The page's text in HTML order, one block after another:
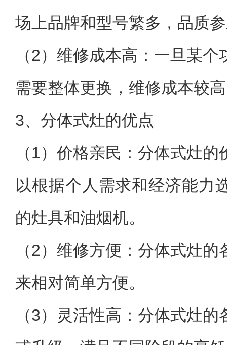
场上品牌和型号繁多，品质
（2）维修成本高：一旦某
需要整体更换，维修成本较
3、分体式灶的优点
（1）价格亲民：分体式灶
以根据个人需求和经济能力
的灶具和油烟机。
（2）维修方便：分体式灶
来相对简单方便。
（3）灵活性高：分体式灶